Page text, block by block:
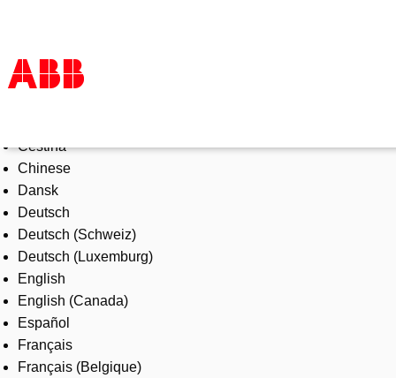
Products & Solutions
Industries
Services
About us
Where to buy
Contact us
Careers
Čeština
Chinese
Dansk
Deutsch
Deutsch (Schweiz)
Deutsch (Luxemburg)
English
English (Canada)
Español
Français
Français (Belgique)